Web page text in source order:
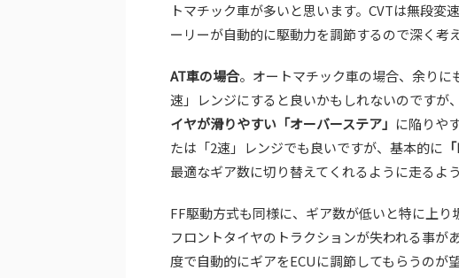
トマチック車が多いと思います。CVTは無段
ーリーが自動的に駆動力を調節するので深く考
AT車の場合。オートマチック車の場合、余り
速」レンジにすると良いかもしれないのですが
イヤが滑りやすい「オーバーステア」 に陥りや
たは「2速」レンジでも良いですが、基本的に
最適なギア数に切り替えてくれるように走るよ
FF駆動方式も同様に、ギア数が低いと特に上
フロントタイヤのトラクションが失われる事が
度で自動的にギアをECUに調節してもらうのが